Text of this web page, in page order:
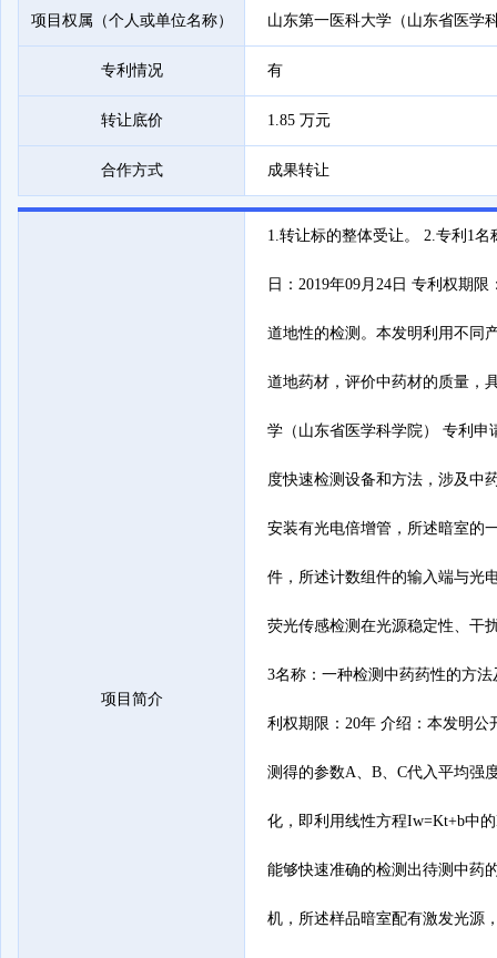
项目权属（个人或单位名称） 山东第一医科大学（山东省医学
专利情况 有
转让底价 1.85 万元
合作方式 成果转让
项目简介
1.转让标的整体受让。 2.专利1
日：2019年09月24日 专利权期
道地性的检测。本发明利用不同
道地药材，评价中药材的质量，
学（山东省医学科学院） 专利申
度快速检测设备和方法，涉及中
安装有光电倍增管，所述暗室的
件，所述计数组件的输入端与光
荧光传感检测在光源稳定性、干
3名称：一种检测中药药性的方
利权期限：20年 介绍：本发明
测得的参数A、B、C代入平均强
化，即利用线性方程Iw=Kt+b中
能够快速准确的检测出待测中药
机，所述样品暗室配有激发光源